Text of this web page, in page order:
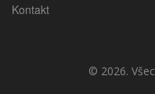
Kontakt
© 2026.